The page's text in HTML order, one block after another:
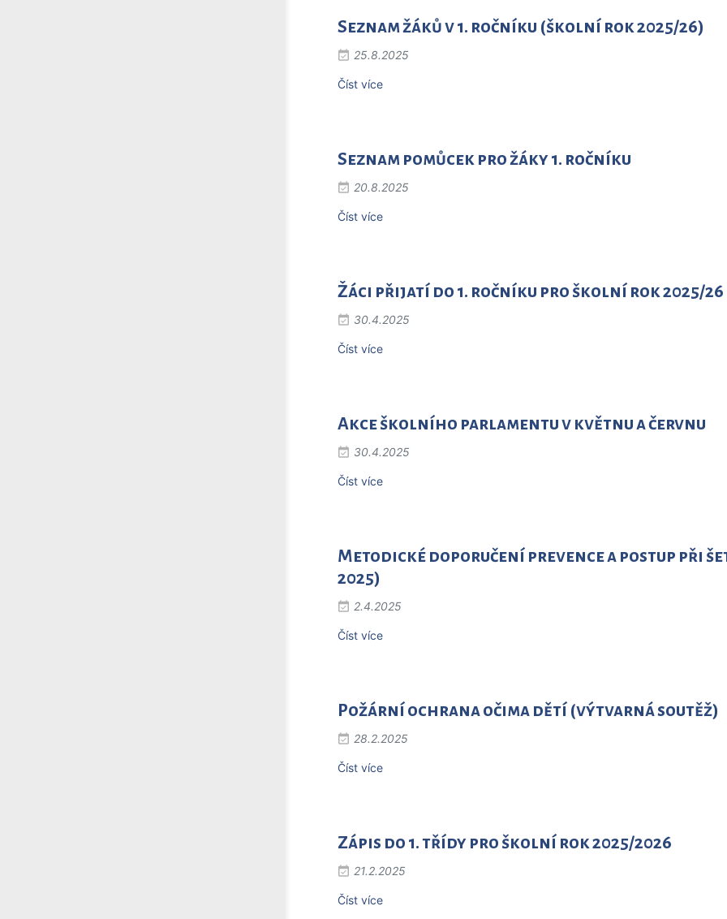
Seznam žáků v 1. ročníku (školní rok 2025/26)
25.8.2025
Číst více
Seznam pomůcek pro žáky 1. ročníku
20.8.2025
Číst více
Žáci přijatí do 1. ročníku pro školní rok 2025/26
30.4.2025
Číst více
Akce školního parlamentu v květnu a červnu
30.4.2025
Číst více
Metodické doporučení prevence a postup při
2025)
2.4.2025
Číst více
Požární ochrana očima dětí (výtvarná soutěž)
28.2.2025
Číst více
Zápis do 1. třídy pro školní rok 2025/2026
21.2.2025
Číst více